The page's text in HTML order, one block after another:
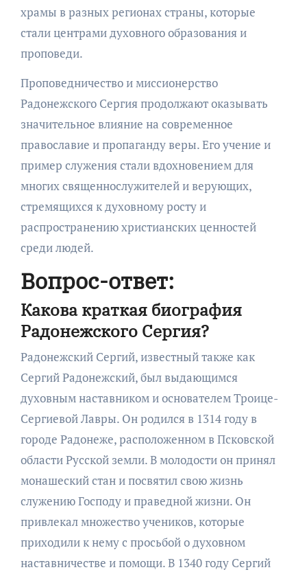
храмы в разных регионах страны, которые
стали центрами духовного образования и
проповеди.
Проповедничество и миссионерство
Радонежского Сергия продолжают оказывать
значительное влияние на современное
православие и пропаганду веры. Его учение и
пример служения стали вдохновением для
многих священнослужителей и верующих,
стремящихся к духовному росту и
распространению христианских ценностей
среди людей.
Вопрос-ответ:
Какова краткая биография
Радонежского Сергия?
Радонежский Сергий, известный также как
Сергий Радонежский, был выдающимся
духовным наставником и основателем Троице-
Сергиевой Лавры. Он родился в 1314 году в
городе Радонеже, расположенном в Псковской
области Русской земли. В молодости он принял
монашеский стан и посвятил свою жизнь
служению Господу и праведной жизни. Он
привлекал множество учеников, которые
приходили к нему с просьбой о духовном
наставничестве и помощи. В 1340 году Сергий